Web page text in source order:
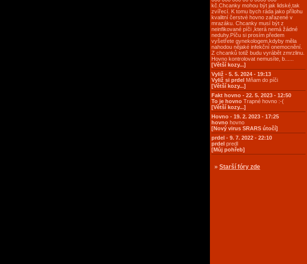
kč.Chcanky mohou být jak lidské,tak
zvířecí. K tomu bych ráda jako přílohu
kvalitní čerstvé hovno zařazené v
mrazáku. Chcanky musí být z
neinfikované píči ,která nemá žádné
neduhy.Píču si prosím předem
vyšetřete gynekologem,kdyby měla
nahodou nějaké infekční onemocnění.
Z chcanků totiž budu vyrábět zmrzlinu.
Hovno kontrolovat nemusíte, b......
[Větší kozy...]
Vyliž - 5. 5. 2024 - 19:13
Vyliž si prdel Mňam do píči
[Větší kozy...]
Fakt hovno - 22. 5. 2023 - 12:50
To je hovno Trapné hovno :-(
[Větší kozy...]
Hovno - 19. 2. 2023 - 17:25
hovno hovno
[Nový virus SRARS útočí]
prdel - 9. 7. 2022 - 22:10
prdel predl
[Můj pohřeb]
» Starší fóry zde